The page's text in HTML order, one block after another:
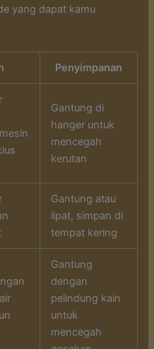
yang dapat kamu
Penyimpanan
Gantung di
hanger untuk
mencegah
kerutan
Gantung atau
lipat, simpan di
tempat kering
Gantung
dengan
pelindung kain
untuk
mencegah